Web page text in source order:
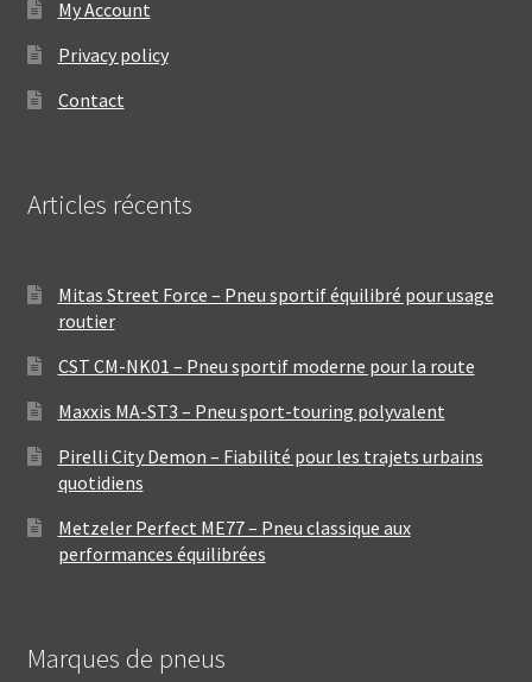
My Account
Privacy policy
Contact
Articles récents
Mitas Street Force – Pneu sportif équilibré pour usage
routier
CST CM-NK01 – Pneu sportif moderne pour la route
Maxxis MA-ST3 – Pneu sport-touring polyvalent
Pirelli City Demon – Fiabilité pour les trajets urbains
quotidiens
Metzeler Perfect ME77 – Pneu classique aux
performances équilibrées
Marques de pneus